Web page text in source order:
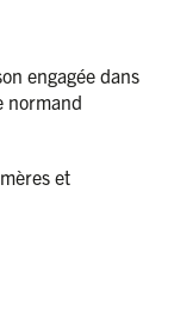
engagée dans
normand
et